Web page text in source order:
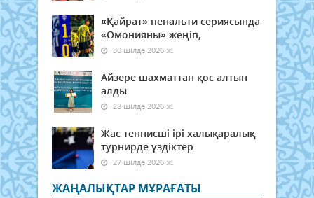
«Қайрат» пенальти сериясында
«Омонияны» жеңіп,
30 шілде 2026 ж.
Айзере шахматтан қос алтын
алды
28 шілде 2026 ж.
Жас теннисші ірі халықаралық
турнирде үздіктер
27 шілде 2026 ж.
ЖАҢАЛЫҚТАР МҰРАҒАТЫ